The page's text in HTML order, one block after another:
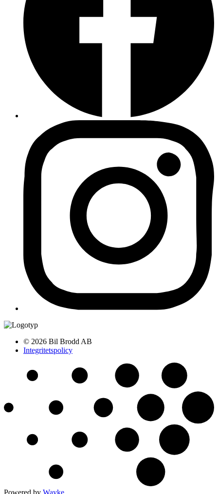
© 2026 Bil Brodd AB
Integritetspolicy
Powered by Wayke